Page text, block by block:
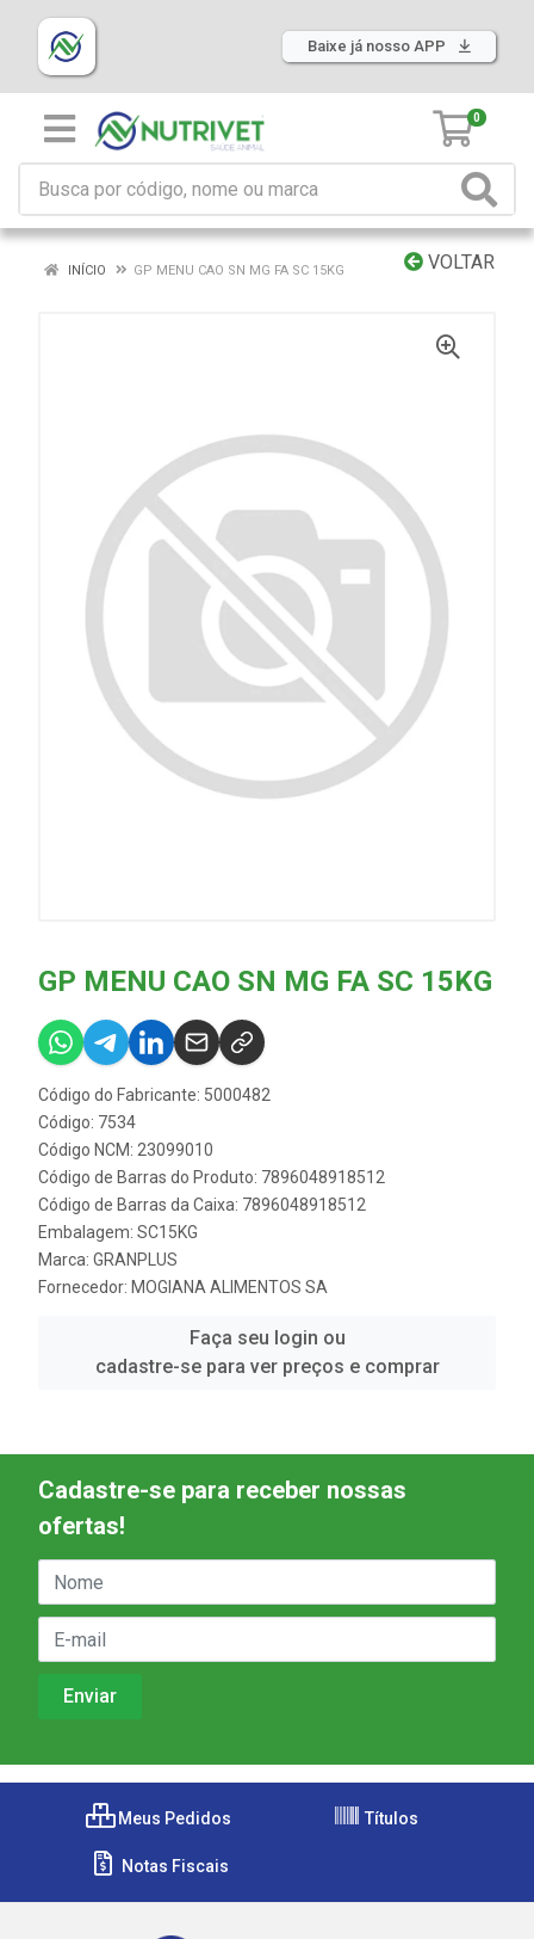
Baixe já nosso APP
0
VOLTAR
INÍCIO GP MENU CAO SN MG FA SC 15KG
GP MENU CAO SN MG FA SC 15KG
Código do Fabricante: 5000482
Código: 7534
Código NCM: 23099010
Código de Barras do Produto: 7896048918512
Código de Barras da Caixa: 7896048918512
Embalagem: SC15KG
Marca: GRANPLUS
Fornecedor: MOGIANA ALIMENTOS SA
Faça seu login ou
cadastre-se para ver preços e comprar
Cadastre-se para receber nossas
ofertas!
Meus Pedidos Títulos
Notas Fiscais